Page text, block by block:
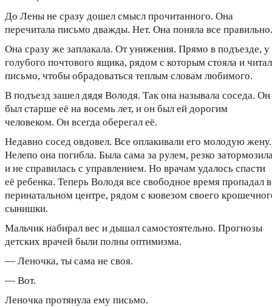
До Лены не сразу дошел смысл прочитанного. Она
перечитала письмо дважды. Нет. Она поняла все правильно.
Она сразу же заплакала. От унижения. Прямо в подъезде, у
голубого почтового ящика, рядом с которым стояла и
письмо, чтобы обрадоваться теплым словам любимого.
В подъезд зашел дядя Володя. Так она называла соседа. Он
был старше её на восемь лет, и он был ей дорогим
человеком. Он всегда оберегал её.
Недавно сосед овдовел. Все оплакивали его молодую жену.
Нелепо она погибла. Была сама за рулем, резко
и не справилась с управлением. Но врачам удалось спасти
её ребенка. Теперь Володя все свободное время пропадал в
перинатальном центре, рядом с кювезом своего
сынишки.
Мальчик набирал вес и дышал самостоятельно. Прогнозы
детских врачей были полны оптимизма.
— Леночка, ты сама не своя.
— Вот.
Леночка протянула ему письмо.